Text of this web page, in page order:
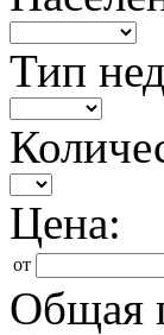
Тип
Цена:
от
Общая